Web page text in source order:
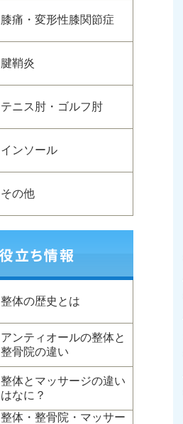
膝痛・変形性膝関節症
腱鞘炎
テニス肘・ゴルフ肘
インソール
その他
整体の歴史とは
アンティオールの整体と
整骨院の違い
整体とマッサージの違い
はなに？
整体・整骨院・マッサー